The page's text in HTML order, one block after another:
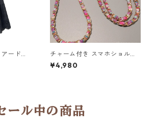
ードロ
チャーム付き スマホショルダ
ーストラップ 5col H 260122
¥4,980
ール中の商品